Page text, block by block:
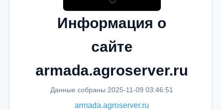
Информация о
сайте
armada.agroserver.ru
Данные собраны 2025-11-09 03:46:51
armada.agroserver.ru